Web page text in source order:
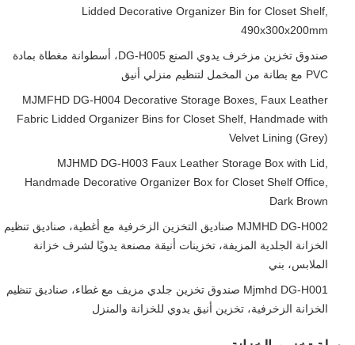
Lidded Decorative Organizer Bin for Closet Shelf,
490x300x200mm
صندوق تخزين مزخرف يدوي الصنع DG-H005، أسطوانة مغطاة بمادة
PVC مع بطانة من المخمل لتنظيم منزلي أنيق
MJMFHD DG-H004 Decorative Storage Boxes, Faux Leather
Fabric Lidded Organizer Bins for Closet Shelf, Handmade with
Velvet Lining (Grey)
MJHMD DG-H003 Faux Leather Storage Box with Lid,
Handmade Decorative Organizer Box for Closet Shelf Office,
Dark Brown
MJMHD DG-H002 صناديق التخزين الزخرفية مع أغطية، صناديق تنظيم
الخزانة الجلدية المزيفة، تخزينات أنيقة مصنعة يدويًا لشرف خزانة
الملابس، بني
Mjmhd DG-H001 صندوق تخزين جلدي مزيف مع غطاء، صناديق تنظيم
الخزانة الزخرفية، تخزين أنيق يدوي للخزانة والمنزل